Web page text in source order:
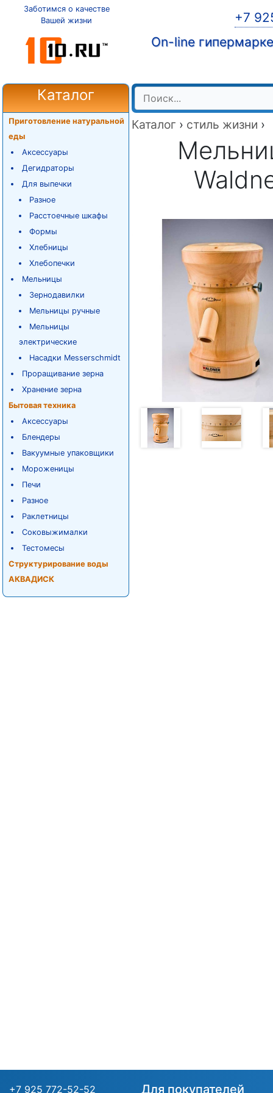
Заботимся о качестве
Вашей жизни
+7
On-line
Каталог
Приготовление натуральной
еды
Аксессуары
Дегидраторы
Для выпечки
Разное
Расстоечные шкафы
Формы
Хлебницы
Хлебопечки
Мельницы
Зернодавилки
Мельницы ручные
Мельницы
электрические
Насадки Messerschmidt
Проращивание зерна
Хранение зерна
Бытовая техника
Аксессуары
Блендеры
Вакуумные упаковщики
Мороженицы
Печи
Разное
Раклетницы
Соковыжималки
Тестомесы
Структурирование воды
АКВАДИСК
Каталог › стиль жизни ›
+7 925 772-52-52 Для покупателей